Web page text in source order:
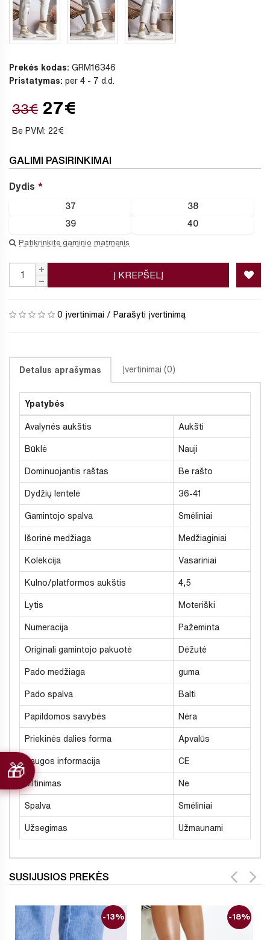
Prekės kodas: GRM16346
Pristatymas: per 4 - 7 d.d.
33€ 27€
Be PVM: 22€
GALIMI PASIRINKIMAI
Dydis
37 38
39 40
Patikrinkite gaminio matmenis
Į KREPŠELĮ
0 įvertinimai / Parašyti įvertinimą
Detalus aprašymas Įvertinimai (0)
Ypatybės
Avalynės aukštis Aukšti
Būklė Nauji
Dominuojantis raštas Be rašto
Dydžių lentelė 36-41
Gamintojo spalva Smėliniai
Išorinė medžiaga Medžiaginiai
Kolekcija Vasariniai
Kulno/platformos aukštis 4,5
Lytis Moteriški
Numeracija Pažeminta
Originali gamintojo pakuotė Dėžutė
Pado medžiaga guma
Pado spalva Balti
Papildomos savybės Nėra
Priekinės dalies forma Apvalūs
Saugos informacija CE
Šiltinimas Ne
Spalva Smėliniai
Užsegimas Užmaunami
SUSIJUSIOS PREKĖS
-13% -18%